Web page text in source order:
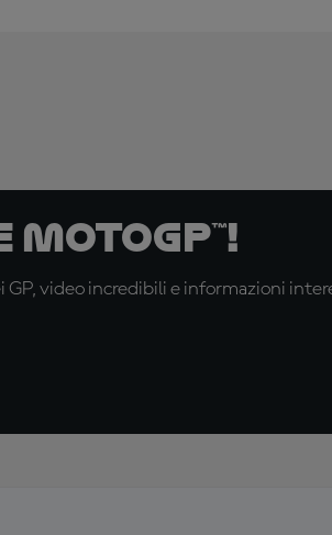
GP, video incredibili e informazioni